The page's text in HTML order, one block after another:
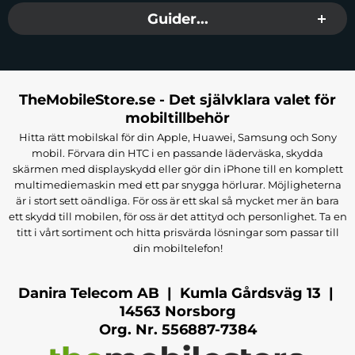
För att hålla skärmen på din Xiaomi Redmi Note 14
bibehålla skärmens klarhet och känslighet.
Härdat glas: Ger överlägset skydd mot repor
och stötar samtidigt som det behåller
skärmens touchfunktion.
Anti-blåljus: Minskar ögonbelastning genom
att filtrera bort skadligt blått ljus från
Se vårt sortiment avXiaomi Redmi Note 14
för att välja det bästa skyddet för din
Guider...
TheMobileStore.se - Det självklara valet för
mobiltillbehör
Hitta rätt mobilskal för din Apple, Huawei, Samsung och Sony
mobil. Förvara din HTC i en passande läderväska, skydda
skärmen med displayskydd eller gör din iPhone till en komplett
multimediemaskin med ett par snygga hörlurar. Möjligheterna
är i stort sett oändliga. För oss är ett skal så mycket mer än bara
ett skydd till mobilen, för oss är det attityd och personlighet. Ta en
titt i vårt sortiment och hitta prisvärda lösningar som passar till
din mobiltelefon!
Danira Telecom AB | Kumla Gårdsväg 13 |
14563 Norsborg
Org. Nr. 556887-7384